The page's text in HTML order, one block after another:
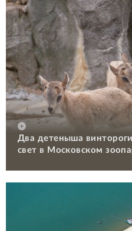
Два детеныша
свет в Московском